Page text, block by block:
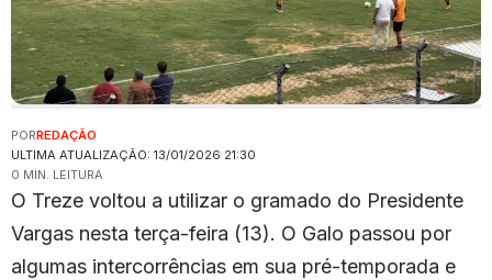
ULTIMA ATUALIZAÇÃO: 13/01/2026 21:30
PORREDAÇÃO
0 MIN. LEITURA
O Treze voltou a utilizar o gramado do Presidente
Vargas nesta terça-feira (13). O Galo passou por
algumas intercorrências em sua pré-temporada e